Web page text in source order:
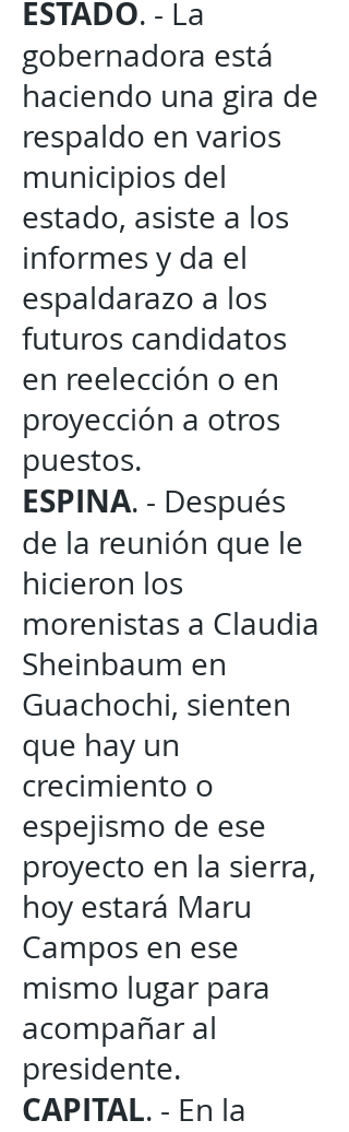
ESTADO. - La
gobernadora está
haciendo una gira de
respaldo en varios
municipios del
estado, asiste a los
informes y da el
espaldarazo a los
futuros candidatos
en reelección o en
proyección a otros
puestos.
ESPINA. - Después
de la reunión que le
hicieron los
morenistas a Claudia
Sheinbaum en
Guachochi, sienten
que hay un
crecimiento o
espejismo de ese
proyecto en la sierra,
hoy estará Maru
Campos en ese
mismo lugar para
acompañar al
presidente.
CAPITAL. - En la